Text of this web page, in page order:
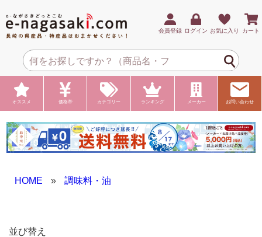
会員登録 ログイン お気に入り カート
オススメ 価格帯 カテゴリー ランキング メーカー お問い合わせ
HOME » 調味料・油
並び替え